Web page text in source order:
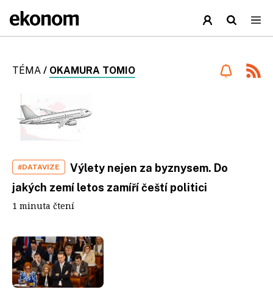
TÉMA / OKAMURA TOMIO
#DATAVIZE
Výlety nejen za byznysem. Do
jakých zemí letos zamíří čeští politici
1 minuta čtení